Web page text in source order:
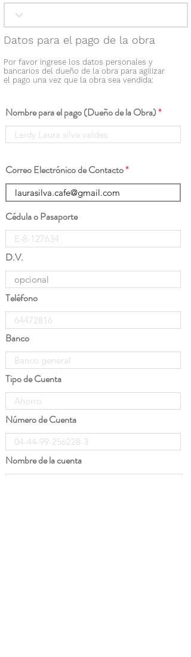
Datos para el pago de la obra
Por favor ingrese los datos personales y
bancarios del dueño de la obra para agilizar
el pago una vez que la obra sea vendida:
Nombre para el pago (Dueño de la Obra)
Correo Electrónico de Contacto
Cédula o Pasaporte
D.V.
Teléfono
Banco
Tipo de Cuenta
Número de Cuenta
Nombre de la cuenta